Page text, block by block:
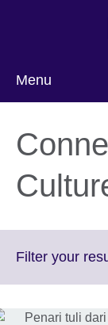
Menu
Filter your